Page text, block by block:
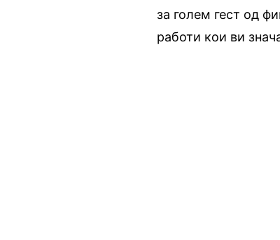
за голем гест од
работи кои ви